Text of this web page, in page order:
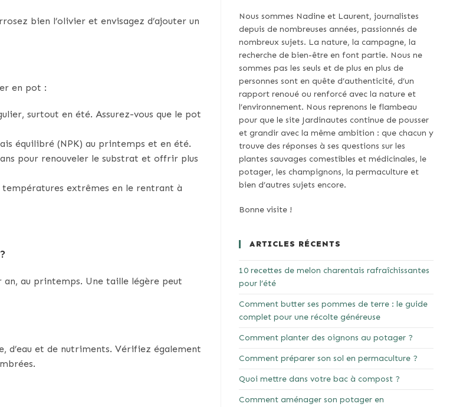
bien l’olivier et envisagez d’ajouter un
en pot :
surtout en été. Assurez-vous que le pot
équilibré (NPK) au printemps et en été.
pour renouveler le substrat et offrir plus
extrêmes en le rentrant à
au printemps. Une taille légère peut
d’eau et de nutriments. Vérifiez également
Nous sommes Nadine et Laurent, journalistes
depuis de nombreuses années, passionnés de
nombreux sujets. La nature, la campagne, la
recherche de bien-être en font partie. Nous ne
sommes pas les seuls et de plus en plus de
personnes sont en quête d’authenticité, d’un
rapport renoué ou renforcé avec la nature et
l’environnement. Nous reprenons le flambeau
pour que le site Jardinautes continue de pousser
et grandir avec la même ambition : que chacun y
trouve des réponses à ses questions sur les
plantes sauvages comestibles et médicinales, le
potager, les champignons, la permaculture et
bien d’autres sujets encore.
Bonne visite !
ARTICLES RÉCENTS
10 recettes de melon charentais rafraîchissantes
pour l’été
Comment butter ses pommes de terre : le guide
complet pour une récolte généreuse
Comment planter des oignons au potager ?
Comment préparer son sol en permaculture ?
Quoi mettre dans votre bac à compost ?
Comment aménager son potager en